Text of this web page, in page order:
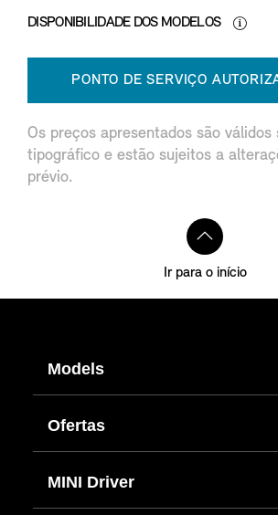
DISPONIBILIDADE DOS MODELOS
PONTO DE SERVIÇO
Os preços apresentados são válidos
tipográfico e estão sujeitos a
prévio.
Ir para o início
Models
Ofertas
MINI Driver